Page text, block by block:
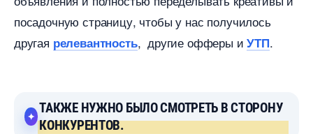
посадочную страницу, чтобы у нас получилось
другая релевантность, другие офферы иУТП.
ТАКЖЕ НУЖНО БЫЛО СМОТРЕТЬ В СТОРОНУ
КОНКУРЕНТОВ.